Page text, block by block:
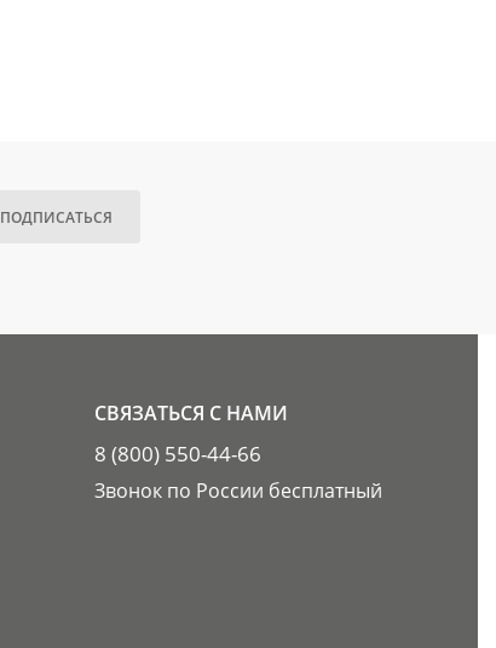
ПОДПИСАТЬСЯ
СВЯЗАТЬСЯ С НАМИ
8 (800) 550-44-66
Звонок по России бесплатный